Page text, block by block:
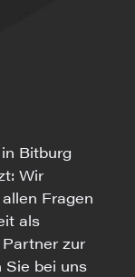
Bitburg
Wir
Fragen
als
zur
Sie bei uns